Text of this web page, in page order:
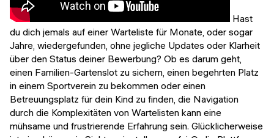
Web-Entwicklung Einführungskurs
Python Einführungskurs
Python & Ops Einführungskurs
Hast
du dich jemals auf einer Warteliste für Monate, oder sogar
Jahre, wiedergefunden, ohne jegliche Updates oder Klarheit
über den Status deiner Bewerbung? Ob es darum geht,
einen Familien-Gartenslot zu sichern, einen begehrten Platz
in einem Sportverein zu bekommen oder einen
Betreuungsplatz für dein Kind zu finden, die Navigation
durch die Komplexitäten von Wartelisten kann eine
mühsame und frustrierende Erfahrung sein. Glücklicherweise